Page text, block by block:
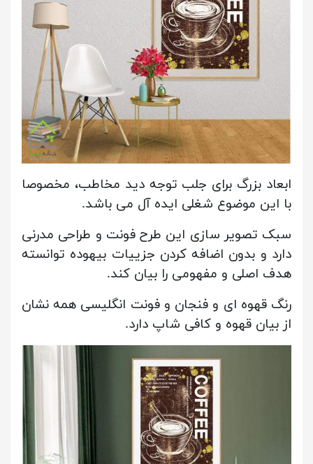
ابعاد بزرگ برای جلب توجه دید مخاطب، مخصوصا
با این موضوع شغلی ایده آل می باشد.
سبک تصویر سازی این طرح فونت و طراحی مدرنی
دارد و بدون اضافه کردن جزییات بیهوده توانسته
هدف اصلی و مفهومی را بیان کند.
رنگ قهوه ای و فنجان و فونت انگلیسی همه نشان
از بیان قهوه و کافی شاپ دارد.